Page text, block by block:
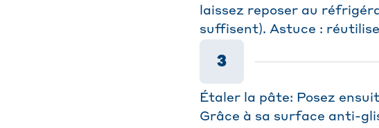
laissez reposer au
suffisent). Astuce :
3
Étaler la pâte: Posez
Grâce à sa surface anti-